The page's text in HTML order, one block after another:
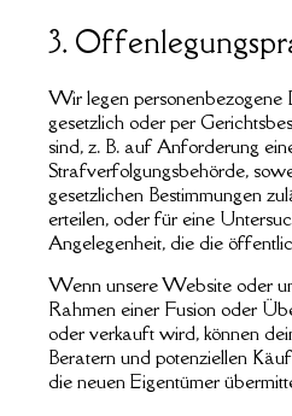
3.
Wir legen
gesetzlich oder per
sind, z. B. auf Anforderung
Strafverfolgungsbehörde,
gesetzlichen Bestimmungen
erteilen, oder für eine
Angelegenheit, die die
Wenn unsere Website oder
Rahmen einer Fusion oder
oder verkauft wird, können
Beratern und potenziellen
die neuen Eigentümer